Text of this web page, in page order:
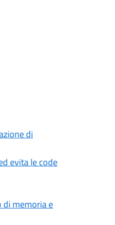
di
evita le code
di memoria e